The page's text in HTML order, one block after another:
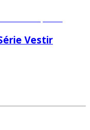
Vestir